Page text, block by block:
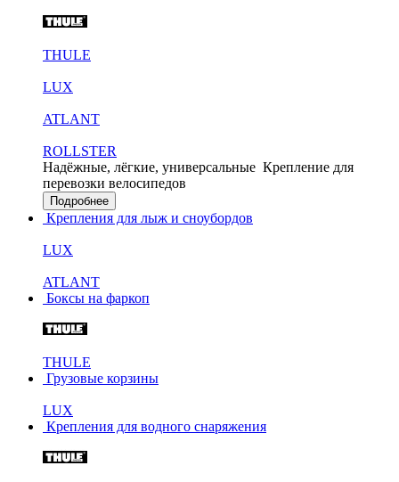
THULE
LUX
ATLANT
ROLLSTER
Надёжные, лёгкие, универсальные Крепление для
перевозки велосипедов
Подробнее
Крепления для лыж и сноубордов
LUX
ATLANT
Боксы на фаркоп
THULE
Грузовые корзины
LUX
Крепления для водного снаряжения